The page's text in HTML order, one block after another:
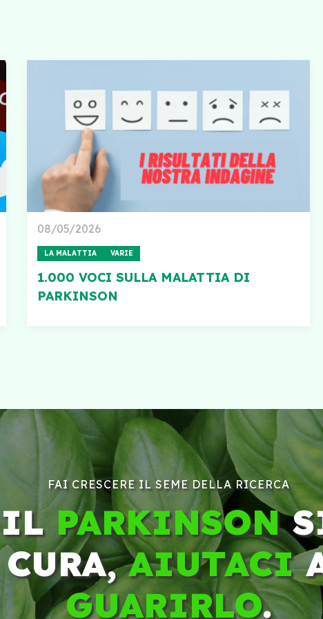
08/05/2026
LA MALATTIA VARIE
1.000 VOCI SULLA MALATTIA DI
PARKINSON
FAI CRESCERE IL SEME DELLA RICERCA
ILPARKINSON
CURA,AIUTACI
GUARIRLO.